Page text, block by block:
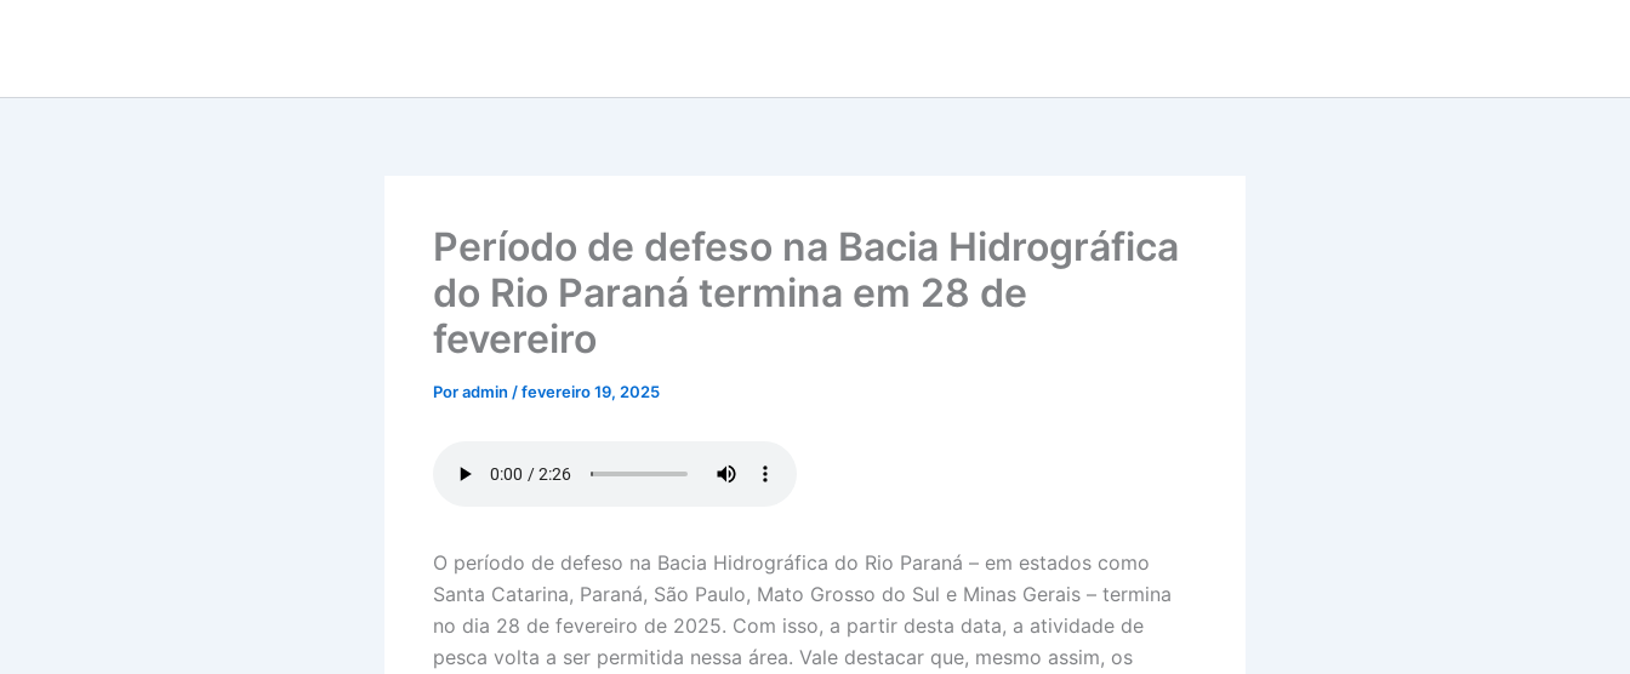
Período de defeso na Bacia Hidrográfica
do Rio Paraná termina em 28 de
fevereiro
Poradmin /fevereiro 19, 2025
O período de defeso na Bacia Hidrográfica do Rio Paraná – em estados como
Santa Catarina, Paraná, São Paulo, Mato Grosso do Sul e Minas Gerais – termina
no dia 28 de fevereiro de 2025. Com isso, a partir desta data, a atividade de
pesca volta a ser permitida nessa área. Vale destacar que, mesmo assim, os